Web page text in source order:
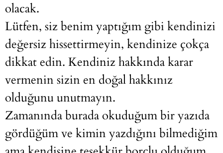
olacak.
Lütfen, siz benim yaptığım gibi kendinizi
değersiz hissettirmeyin, kendinize çokça
dikkat edin. Kendiniz hakkında karar
vermenin sizin en doğal hakkınız
olduğunu unutmayın.
Zamanında burada okuduğum bir yazıda
gördüğüm ve kimin yazdığını bilmediğim